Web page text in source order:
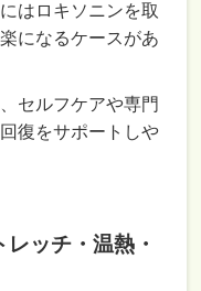
はロキソニンを取
になるケースがあ
セルフケアや専門
復をサポートしや
ッチ・温熱・